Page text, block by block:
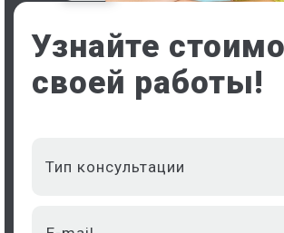
Узнайте
своей работы!
Тип консультации